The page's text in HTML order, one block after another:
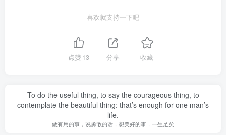
喜欢就支持一下吧
点赞13 分享 收藏
To do the useful thing, to say the courageous thing, to
contemplate the beautiful thing: that’s enough for one man’s
life.
做有用的事，说勇敢的话，想美好的事，一生足矣